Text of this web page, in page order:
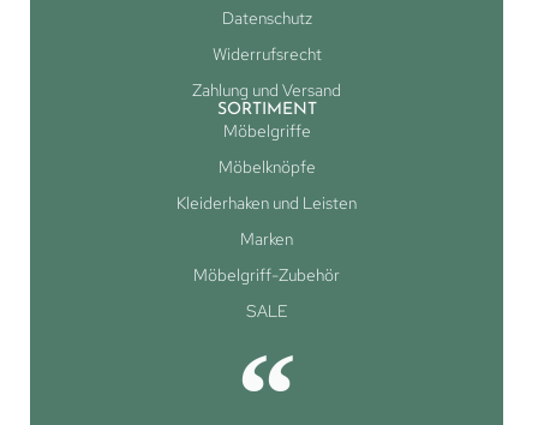
Datenschutz
Widerrufsrecht
Zahlung und Versand
SORTIMENT
Möbelgriffe
Möbelknöpfe
Kleiderhaken und Leisten
Marken
Möbelgriff-Zubehör
SALE